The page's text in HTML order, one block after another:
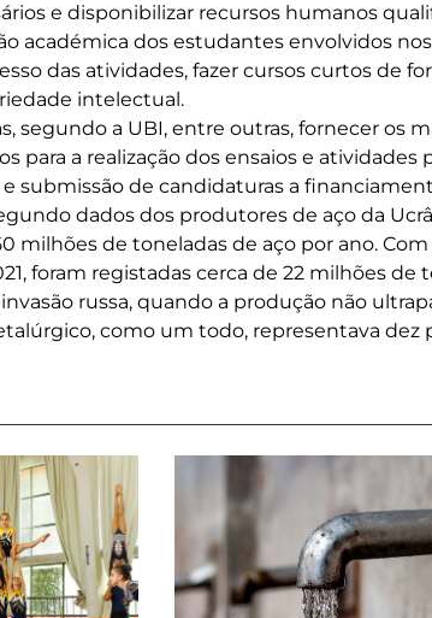
e disponibilizar recursos humanos
académica dos estudantes envolvidos
das atividades, fazer cursos curtos de
intelectual.
segundo a UBI, entre outras, fornecer os
para a realização dos ensaios e atividades
e submissão de candidaturas a
dados dos produtores de aço da
milhões de toneladas de aço por ano.
foram registadas cerca de 22 milhões de
russa, quando a produção não
como um todo, representava dez